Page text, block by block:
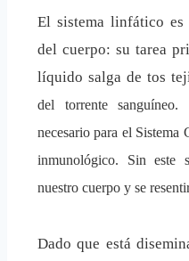
El sistema linfático es
del cuerpo: su tarea
líquido salga de tos
del torrente
necesario para el Sistema
inmunológico. Sin este
nuestro cuerpo y se
Dado que está